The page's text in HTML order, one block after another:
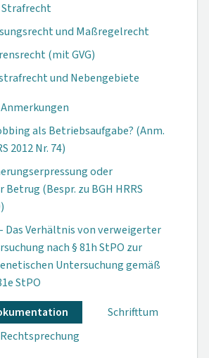
und Maßregelrecht
(mit GVG)
und Nebengebiete
als Betriebsaufgabe? (Anm.
2012 Nr. 74)
oder
Betrug (Bespr. zu BGH HRRS
- Das Verhältnis von verweigerter
nach § 81h StPO zur
Untersuchung gemäß
StPO
Schrifttum